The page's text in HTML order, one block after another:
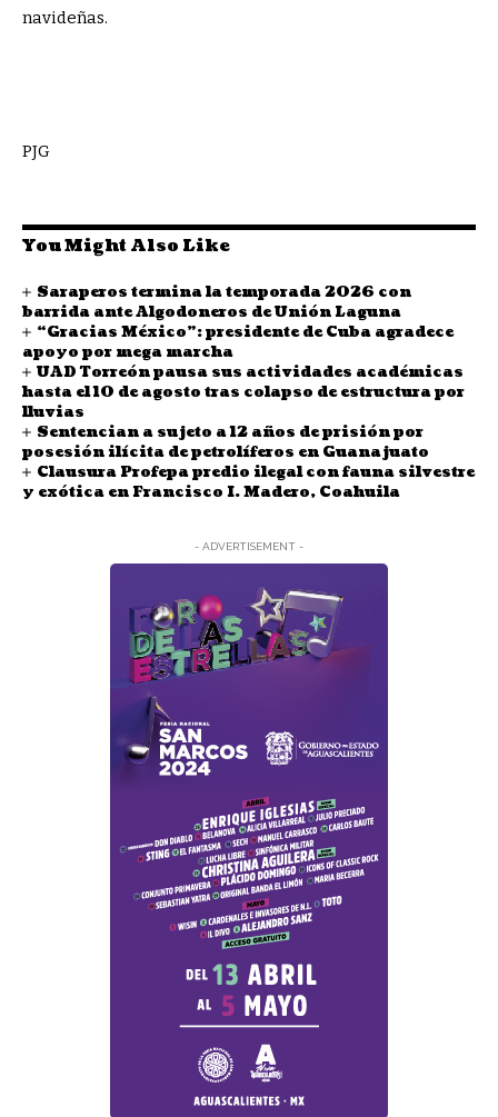
navideñas.
PJG
You Might Also Like
Saraperos termina la temporada 2026 con
barrida ante Algodoneros de Unión Laguna
“Gracias México”: presidente de Cuba agradece
apoyo por mega marcha
UAD Torreón pausa sus actividades académicas
hasta el 10 de agosto tras colapso de estructura por
lluvias
Sentencian a sujeto a 12 años de prisión por
posesión ilícita de petrolíferos en Guanajuato
Clausura Profepa predio ilegal con fauna silvestre
y exótica en Francisco I. Madero, Coahuila
- ADVERTISEMENT -